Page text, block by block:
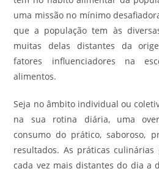
uma missão no mínimo
que a população tem às
muitas delas distantes da
fatores influenciadores na
alimentos.
Seja no âmbito individual ou
na sua rotina diária, uma
consumo do prático, saboroso,
resultados. As práticas culinárias
cada vez mais distantes do dia a